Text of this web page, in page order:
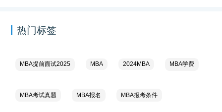
热门标签
MBA提前面试2025 MBA 2024MBA MBA学费
MBA考试真题 MBA报名 MBA报考条件